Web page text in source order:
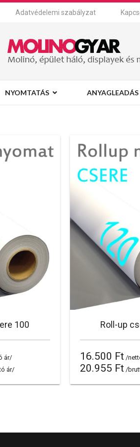
Adatvédelemi szabályzat
NYOMTATÁS ANYAGLEADÁS
100
ár/
ár/
Roll-up
16.500 Ft /
20.955 Ft /